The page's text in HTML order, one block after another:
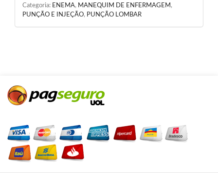
Categoria: ENEMA, MANEQUIM DE ENFERMAGEM ,
PUNÇÃO E INJEÇÃO, PUNÇÃO LOMBAR